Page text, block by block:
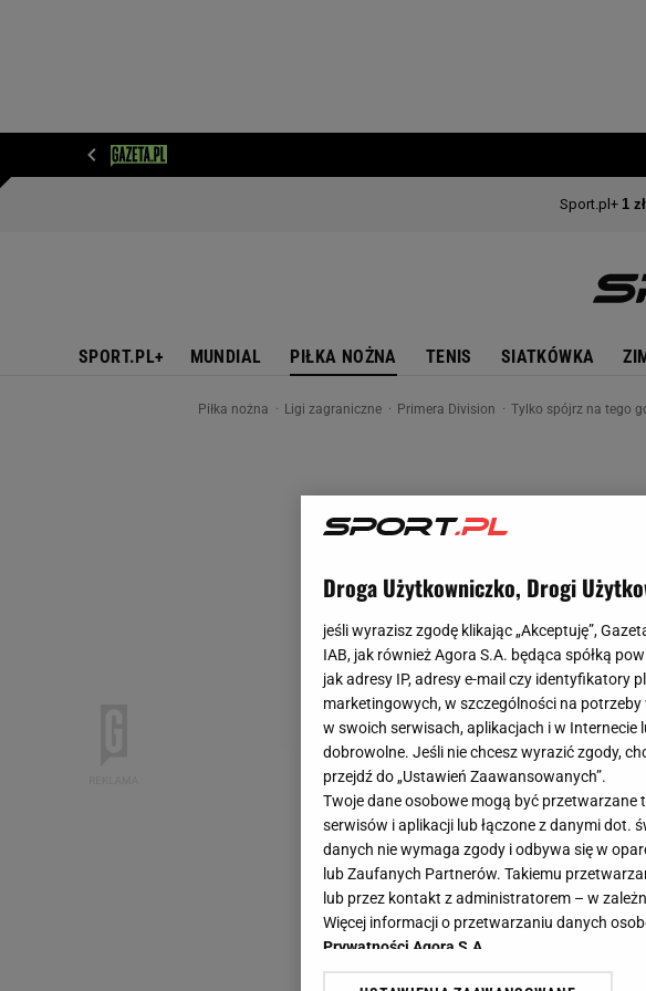
SPORT.PL+ MUNDIAL PIŁKA NOŻNA TENIS SIATKÓWKA
Piłka nożna Ligi zagraniczne Primera Division Tylko spójrz na tego
Droga Użytkowniczko, Drogi
jeśli wyrazisz zgodę klikając „Akceptuję”,
IAB, jak również Agora S.A. będąca spółką
jak adresy IP, adresy e-mail czy identyfikatory
marketingowych, w szczególności na
w swoich serwisach, aplikacjach i w
dobrowolne. Jeśli nie chcesz wyrazić zgody,
przejdź do „Ustawień Zaawansowanych”.
Twoje dane osobowe mogą być
serwisów i aplikacji lub łączone z danymi dot.
danych nie wymaga zgody i odbywa się w
lub Zaufanych Partnerów. Takiemu
lub przez kontakt z administratorem – w
Więcej informacji o przetwarzaniu danych
Prywatności Agora S.A.